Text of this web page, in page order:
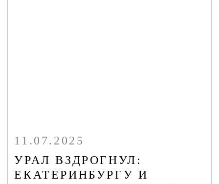
11.07.2025
УРАЛ ВЗДРОГНУЛ:
ЕКАТЕРИНБУРГУ И